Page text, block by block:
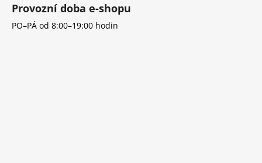
Provozní doba e-shopu
PO–PÁ od 8:00–19:00 hodin